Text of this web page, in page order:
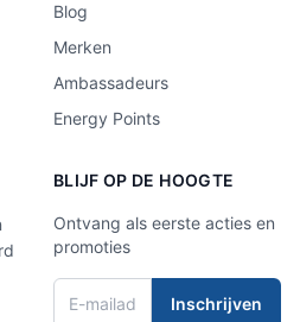
Blog
Merken
Ambassadeurs
Energy Points
BLIJF OP DE HOOGTE
Ontvang als eerste acties en
promoties
Inschrijven